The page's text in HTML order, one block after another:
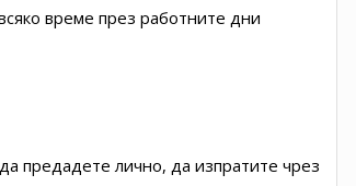
време през работните дни
предадете лично, да изпратите чрез